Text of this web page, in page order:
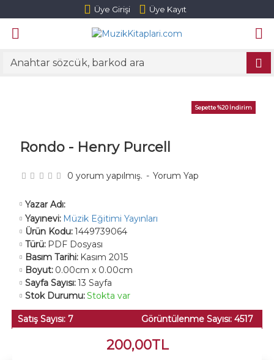
Üye Girişi Üye Kayıt
Sepette %20 İndirim
Rondo - Henry Purcell
Yazar Adı:
Yayınevi: Müzik Eğitimi Yayınları
Ürün Kodu:1449739064
Türü: PDF Dosyası
Basım Tarihi: Kasım 2015
Boyut: 0.00cm x 0.00cm
Sayfa Sayısı:13 Sayfa
Stok Durumu:Stokta var
Satış Sayısı: 7 Görüntülenme Sayısı: 4517
0 yorum yapılmış. - Yorum Yap
200,00TL